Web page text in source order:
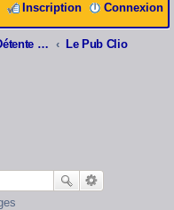
Connexion
Inscription
L'Espace Détente Clio RS Concept ® Le Pub Clio